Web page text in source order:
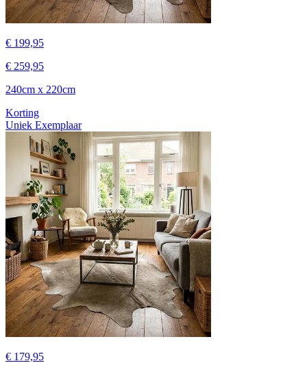
€ 199,95
€ 259,95
240cm x 220cm
Korting
Uniek Exemplaar
€ 179,95